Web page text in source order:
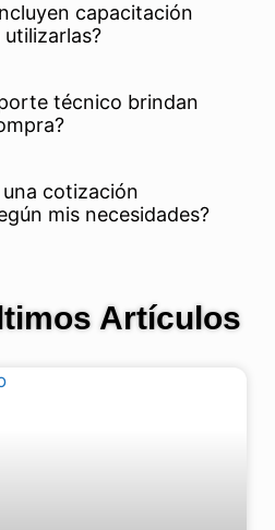
capacitación
técnico brindan
cotización
mis necesidades?
Artículos